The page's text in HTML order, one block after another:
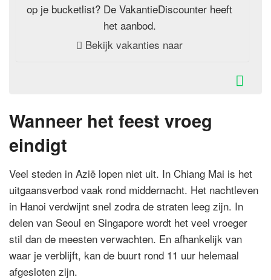
op je bucketlist? De VakantieDiscounter heeft
het aanbod.
Bekijk vakanties naar
Wanneer het feest vroeg
eindigt
Veel steden in Azië lopen niet uit. In Chiang Mai is het
uitgaansverbod vaak rond middernacht. Het nachtleven
in Hanoi verdwijnt snel zodra de straten leeg zijn. In
delen van Seoul en Singapore wordt het veel vroeger
stil dan de meesten verwachten. En afhankelijk van
waar je verblijft, kan de buurt rond 11 uur helemaal
afgesloten zijn.